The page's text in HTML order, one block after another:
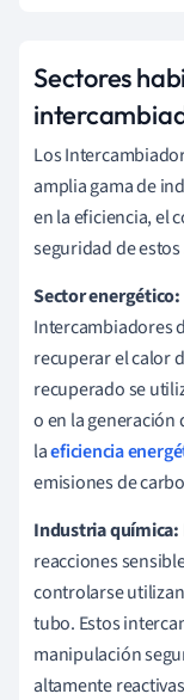
Sectores
Los
amplia gama de
en la eficiencia, el
seguridad de
Sector energético:
Intercambiadores
recuperar el calor
recuperado se
o en la
laeficiencia
emisiones de
Industria química:
reacciones
controlarse
tubo. Estos
manipulación
altamente